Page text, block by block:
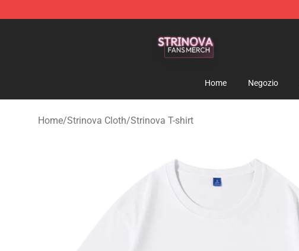
Home Negozio
Home/Strinova Cloth/Strinova T-shirt